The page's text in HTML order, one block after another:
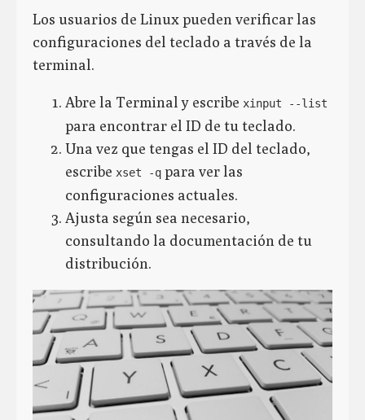
Los usuarios de Linux pueden verificar las
configuraciones del teclado a través de la
terminal.
Abre la Terminal y escribe xinput --list
para encontrar el ID de tu teclado.
Una vez que tengas el ID del teclado,
escribe xset -q para ver las
configuraciones actuales.
Ajusta según sea necesario,
consultando la documentación de tu
distribución.